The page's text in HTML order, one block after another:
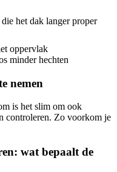
het dak langer proper
oppervlak
minder hechten
nemen
is het slim om ook
controleren. Zo voorkom je
wat bepaalt de